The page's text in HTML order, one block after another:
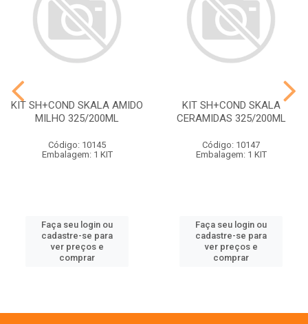
KIT SH+COND SKALA AMIDO
MILHO 325/200ML
Código: 10145
Embalagem: 1 KIT
Faça seu login ou
cadastre-se para
ver preços e
comprar
KIT SH+COND SKALA
CERAMIDAS 325/200ML
Código: 10147
Embalagem: 1 KIT
Faça seu login ou
cadastre-se para
ver preços e
comprar